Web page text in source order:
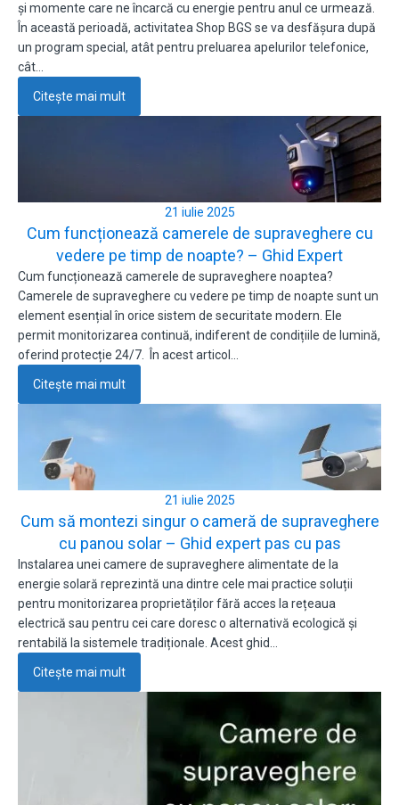
și momente care ne încarcă cu energie pentru anul ce urmează.
În această perioadă, activitatea Shop BGS se va desfășura după
un program special, atât pentru preluarea apelurilor telefonice,
cât…
Citește mai mult
21 iulie 2025
Cum funcționează camerele de supraveghere cu
vedere pe timp de noapte? – Ghid Expert
Cum funcționează camerele de supraveghere noaptea?
Camerele de supraveghere cu vedere pe timp de noapte sunt un
element esențial în orice sistem de securitate modern. Ele
permit monitorizarea continuă, indiferent de condițiile de lumină,
oferind protecție 24/7. În acest articol…
Citește mai mult
21 iulie 2025
Cum să montezi singur o cameră de supraveghere
cu panou solar – Ghid expert pas cu pas
Instalarea unei camere de supraveghere alimentate de la
energie solară reprezintă una dintre cele mai practice soluții
pentru monitorizarea proprietăților fără acces la rețeaua
electrică sau pentru cei care doresc o alternativă ecologică și
rentabilă la sistemele tradiționale. Acest ghid…
Citește mai mult